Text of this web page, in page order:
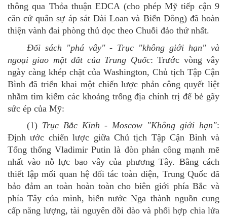
thông qua Thỏa thuận EDCA (cho phép Mỹ tiếp cận 9
căn cứ quân sự áp sát Đài Loan và Biển Đông) đã hoàn
thiện vành đai phòng thủ dọc theo Chuỗi đảo thứ nhất.
Đối sách "phá vây"- Trục "không giới hạn" và
ngoại giao mặt đất của Trung Quốc: Trước vòng vây
ngày càng khép chặt của Washington, Chủ tịch Tập Cận
Bình đã triển khai một chiến lược phản công quyết liệt
nhằm tìm kiếm các khoảng trống địa chính trị để bẻ gãy
sức ép của Mỹ:
(1) Trục Bắc Kinh - Moscow "Không giới hạn":
Định ước chiến lược giữa Chủ tịch Tập Cận Bình và
Tổng thốngVladimir Putin là đòn phản công mạnh mẽ
nhất vào nỗ lực bao vây của phương Tây. Bằng cách
thiết lập mối quan hệ đối tác toàn diện, Trung Quốc đã
bảo đảm an toàn hoàn toàn cho biên giới phía Bắc và
phía Tây của mình, biến nước Nga thành nguồn cung
cấp năng lượng, tài nguyên dồi dào và phối hợp chia lửa